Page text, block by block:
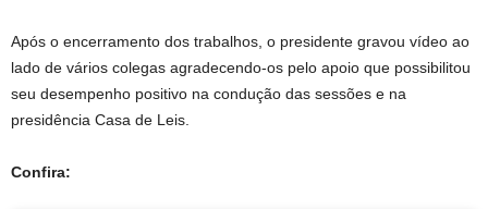
Após o encerramento dos trabalhos, o presidente gravou vídeo ao
lado de vários colegas agradecendo-os pelo apoio que possibilitou
seu desempenho positivo na condução das sessões e na
presidência Casa de Leis.
Confira: